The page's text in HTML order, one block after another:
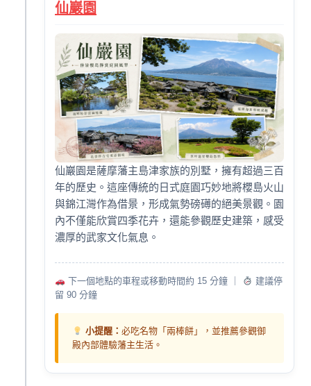
仙巖園
仙巖園是薩摩藩主島津家族的別墅，擁有超過三百
年的歷史。這座傳統的日式庭園巧妙地將櫻島火山
與錦江灣作為借景，形成氣勢磅礡的絕美景觀。園
內不僅能欣賞四季花卉，還能參觀歷史建築，感受
濃厚的武家文化氣息。
下一個地點的車程或移動時間約 15 分鐘 ｜
建議停
留 90 分鐘
小提醒： 必吃名物「兩棒餅」，並推薦參觀御
殿內部體驗藩主生活。